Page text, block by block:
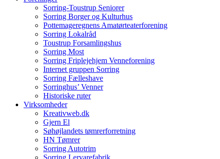
Sorring-Toustrup Seniorer
Sorring Borger og Kulturhus
Pottemageregnens Amatørteaterforening
Sorring Lokalråd
Toustrup Forsamlingshus
Sorring Most
Sorring Friplejehjem Venneforening
Internet gruppen Sorring
Sorring Fælleshave
Sorringhus’ Venner
Historiske ruter
Virksomheder
Kreativweb.dk
Gjern El
Søhøjlandets tømrerforretning
HN Tømrer
Sorring Autotrim
Sorring Lervarefabrik